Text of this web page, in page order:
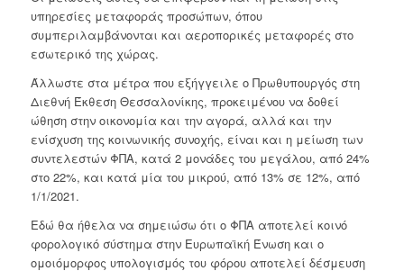
υπηρεσίες μεταφοράς προσώπων, όπου
συμπεριλαμβάνονται και αεροπορικές μεταφορές στο
εσωτερικό της χώρας.
Άλλωστε στα μέτρα που εξήγγειλε ο Πρωθυπουργός στη
Διεθνή Έκθεση Θεσσαλονίκης, προκειμένου να δοθεί
ώθηση στην οικονομία και την αγορά, αλλά και την
ενίσχυση της κοινωνικής συνοχής, είναι και η μείωση των
συντελεστών ΦΠΑ, κατά 2 μονάδες του μεγάλου, από 24%
στο 22%, και κατά μία του μικρού, από 13% σε 12%, από
1/1/2021.
Εδώ θα ήθελα να σημειώσω ότι ο ΦΠΑ αποτελεί κοινό
φορολογικό σύστημα στην Ευρωπαϊκή Ένωση και ο
ομοιόμορφος υπολογισμός του φόρου αποτελεί δέσμευση